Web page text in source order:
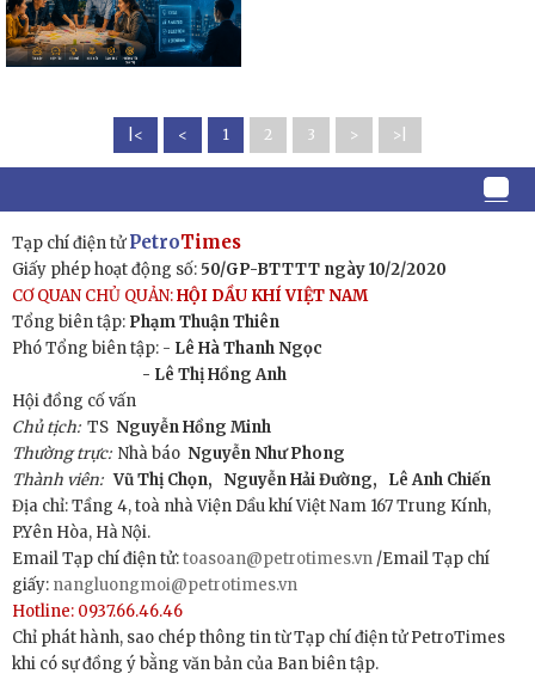
|< < 1 2 3 > >|
Tạp chí điện tửPetroTimes
Giấy phép hoạt động số: 50/GP-BTTTT ngày 10/2/2020
CƠ QUAN CHỦ QUẢN:HỘI DẦU KHÍ VIỆT NAM
Tổng biên tập: Phạm Thuận Thiên
Phó Tổng biên tập: - Lê Hà Thanh Ngọc
- Lê Thị Hồng Anh
Hội đồng cố vấn
Chủ tịch:TS Nguyễn Hồng Minh
Thường trực: Nhà báo Nguyễn Như Phong
Thành viên: Vũ Thị Chọn, Nguyễn Hải Đường,
Lê Anh Chiến
Địa chỉ: Tầng 4, toà nhà Viện Dầu khí Việt Nam 167 Trung Kính,
P.Yên Hòa, Hà Nội.
Email Tạp chí điện tử:toasoan@petrotimes.vn /Email Tạp chí
giấy: nangluongmoi@petrotimes.vn
Hotline: 0937.66.46.46
Chỉ phát hành, sao chép thông tin từ Tạp chí điện tử PetroTimes
khi có sự đồng ý bằng văn bản của Ban biên tập.